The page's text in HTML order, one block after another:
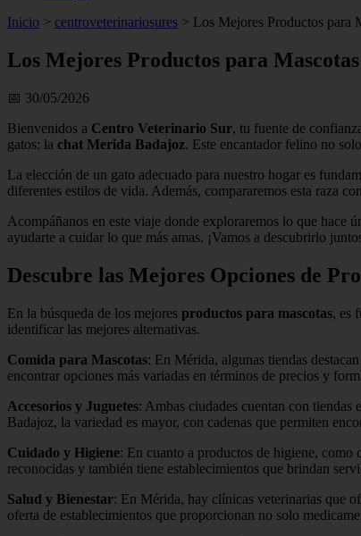
Inicio > centroveterinariosures > Los Mejores Productos para
Los Mejores Productos para
📅 30/05/2026
Bienvenidos a Centro Veterinario Sur, tu fuente de
gatos: la chat Merida Badajoz. Este encantador felino no
La elección de un gato adecuado para nuestro hogar es
diferentes estilos de vida. Además, compararemos esta raza
Acompáñanos en este viaje donde exploraremos lo que hace
ayudarte a cuidar lo que más amas. ¡Vamos a descubrirlo
Descubre las Mejores Opciones de
En la búsqueda de los mejores productos para mascotas, es
identificar las mejores alternativas.
Comida para Mascotas: En Mérida, algunas tiendas
encontrar opciones más variadas en términos de precios y
Accesorios y Juguetes: Ambas ciudades cuentan con tiendas
Badajoz, la variedad es mayor, con cadenas que permiten
Cuidado y Higiene: En cuanto a productos de higiene, como
reconocidas y también tiene establecimientos que brindan
Salud y Bienestar: En Mérida, hay clínicas veterinarias que
oferta de establecimientos que proporcionan no solo